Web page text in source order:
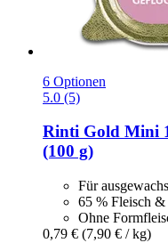
6 Optionen
5.0 (5)
Rinti Gold Mini
(100 g)
Für
65 % Fleisch &
Ohne
0,79 € (7,90 € / kg)